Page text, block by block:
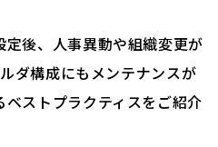
後、人事異動や組織変更が
ダ構成にもメンテナンスが
ストプラクティスをご紹介